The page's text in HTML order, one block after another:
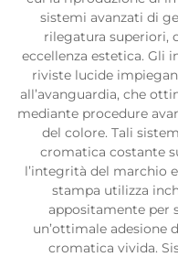
sistemi avanzati di
rilegatura superiori,
eccellenza estetica. Gli
riviste lucide
all’avanguardia, che
mediante procedure
del colore. Tali
cromatica costante
l’integrità del marchio
stampa utilizza
appositamente per
un’ottimale adesione
cromatica vivida.